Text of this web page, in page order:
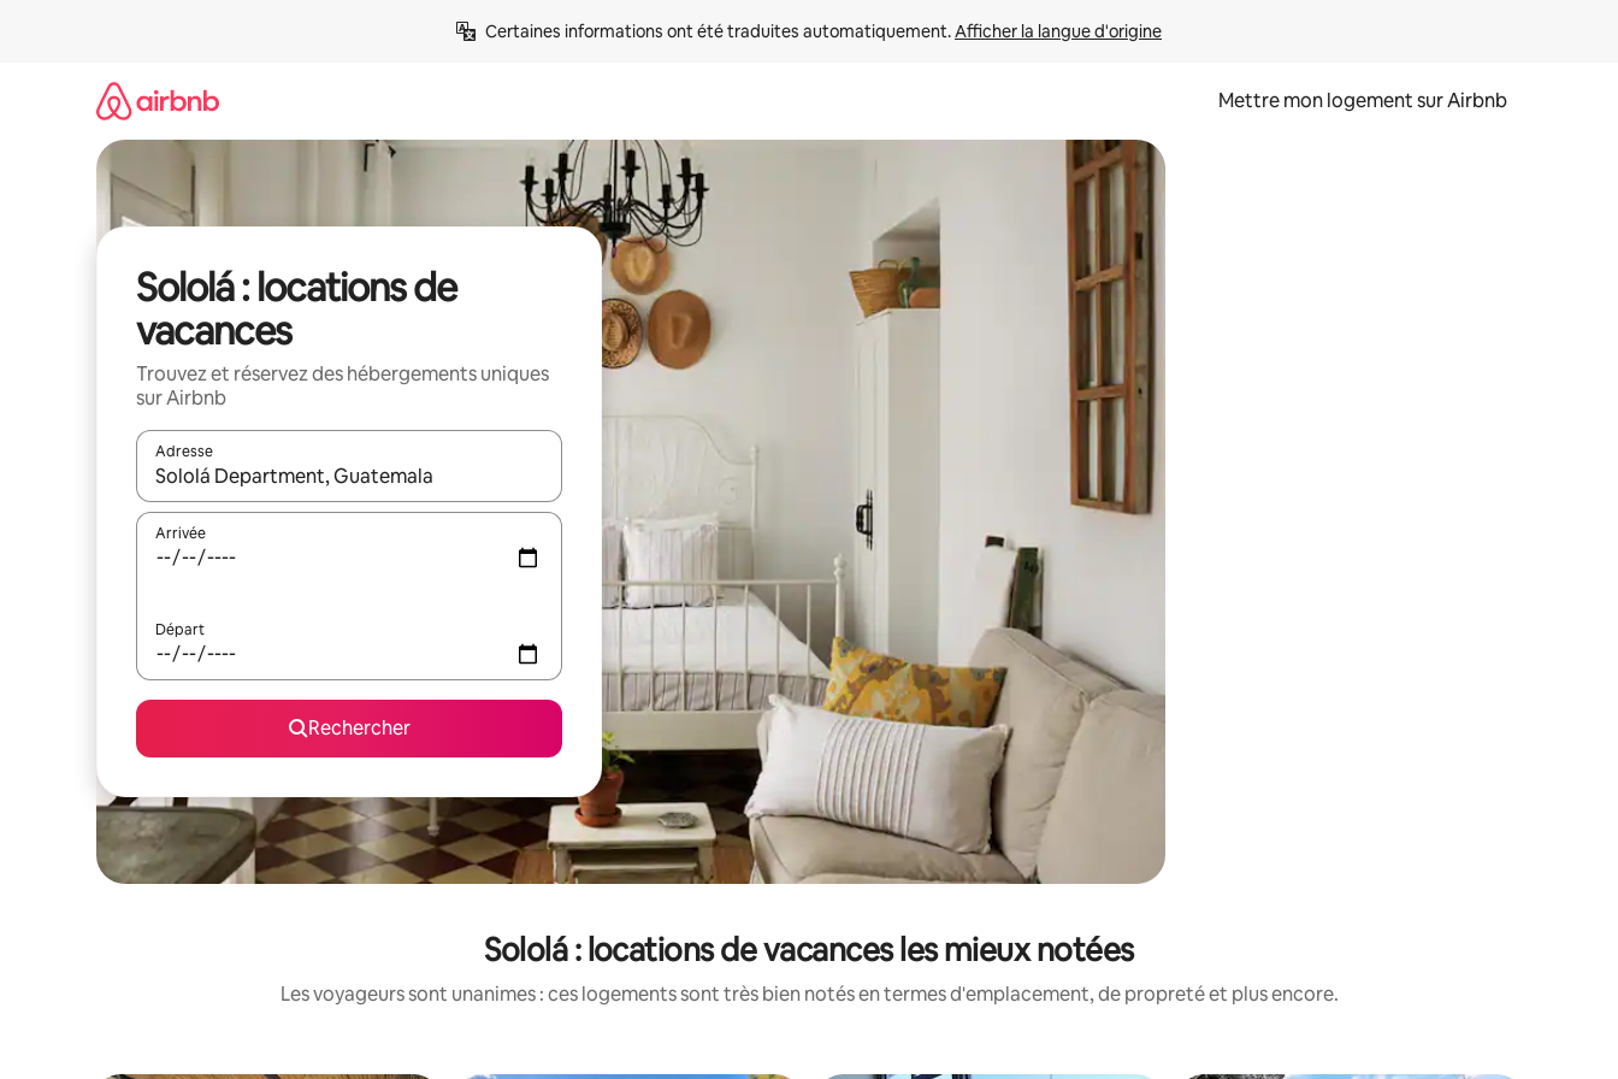
Certaines informations ont été traduites automatiquement. Afficher la langue d'origine
Mettre mon logement sur Airbnb
Sololá : locations de
vacances
Trouvez et réservez des hébergements uniques
sur Airbnb
Adresse
Lorsque les résultats s'affichent, utilisez les flèches vers le haut et vers le bas pour les parcourir ou en appuyant et en faisant glisser.
Arrivée
Départ
Rechercher
Sololá : locations de vacances les mieux notées
Les voyageurs sont unanimes : ces logements sont très bien notés en termes d'emplacement, de propreté et plus encore.